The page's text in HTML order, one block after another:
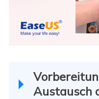
Austausch